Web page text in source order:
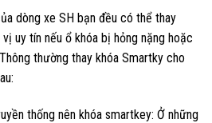
dòng xe SH bạn đều có thể thay
uy tín nếu ổ khóa bị hỏng nặng hoặc
thường thay khóa Smartky cho
thống nên khóa smartkey: Ở những